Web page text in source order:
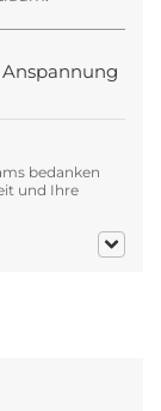
bedanken
und Ihre